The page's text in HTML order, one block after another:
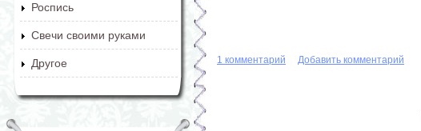
Роспись
Свечи своими руками
Другое 1 комментарий Добавить комментарий